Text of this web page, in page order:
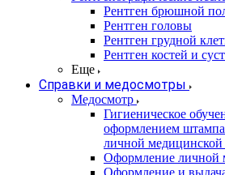
Рентген брюшной
Рентген головы
Рентген грудной
Рентген костей и
Еще
Справки и медосмотры
Медосмотр
Гигиеническое
оформлением
личной
Оформление личной
Оформление и